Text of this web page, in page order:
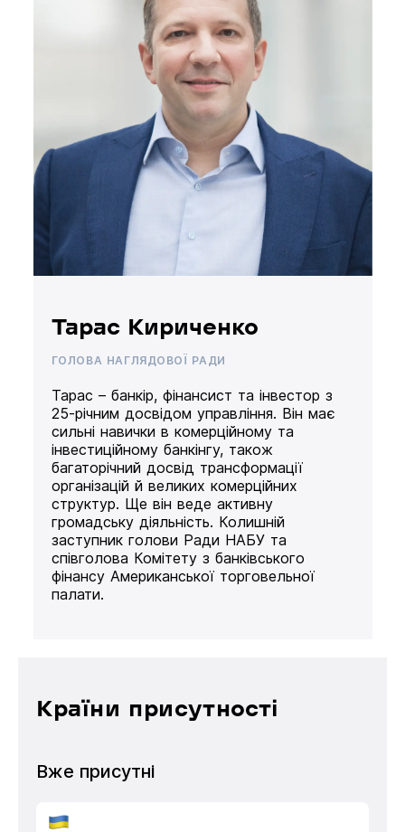
Тарас Кириченко
ГОЛОВА НАГЛЯДОВОЇ РАДИ
Тарас – банкір, фінансист та інвестор з
25-річним досвідом управління. Він має
сильні навички в комерційному та
інвестиційному банкінгу, також
багаторічний досвід трансформації
організацій й великих комерційних
структур. Ще він веде активну
громадську діяльність. Колишній
заступник голови Ради НАБУ та
співголова Комітету з банківського
фінансу Американської торговельної
палати.
Країни присутності
Вже присутні